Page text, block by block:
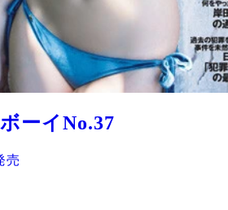
ーイNo.37
売